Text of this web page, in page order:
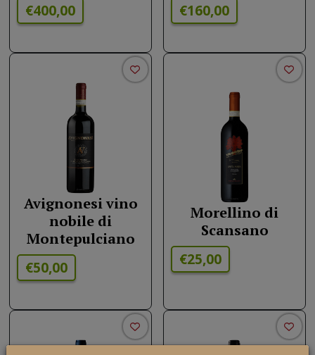
€400,00
€160,00
Avignonesi vino
nobile di
Montepulciano
€50,00
Morellino di
Scansano
€25,00